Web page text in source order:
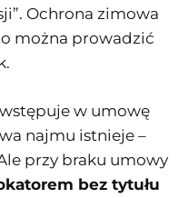
Ochrona zimowa
można prowadzić
wstępuje w umowę
najmu istnieje –
przy braku umowy
bez tytułu